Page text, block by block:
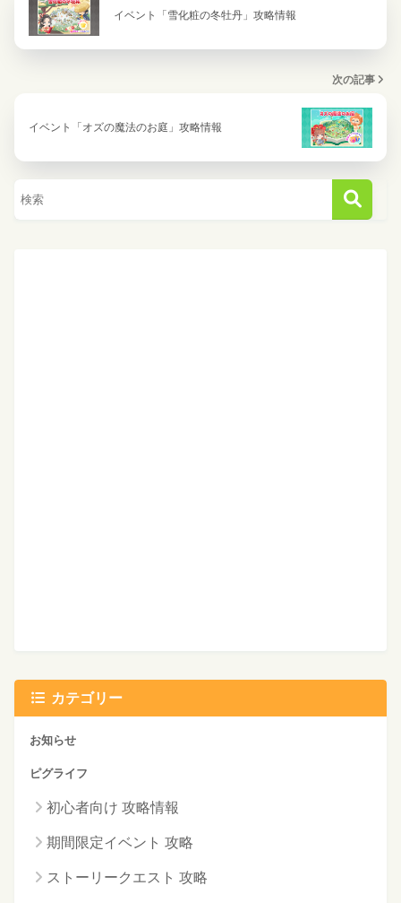
イベント「雪化粧の冬牡丹」攻略情報
次の記事
イベント「オズの魔法のお庭」攻略情報
カテゴリー
お知らせ
ピグライフ
初心者向け 攻略情報
期間限定イベント 攻略
ストーリークエスト 攻略